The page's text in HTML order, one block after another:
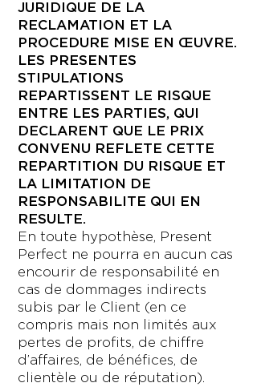
JURIDIQUE DE LA
RECLAMATION ET LA
PROCEDURE MISE EN ŒUVRE.
LES PRESENTES
STIPULATIONS
REPARTISSENT LE RISQUE
ENTRE LES PARTIES, QUI
DECLARENT QUE LE PRIX
CONVENU REFLETE CETTE
REPARTITION DU RISQUE ET
LA LIMITATION DE
RESPONSABILITE QUI EN
RESULTE.
En toute hypothèse, Present
Perfect ne pourra en aucun cas
encourir de responsabilité en
cas de dommages indirects
subis par le Client (en ce
compris mais non limités aux
pertes de profits, de chiffre
d’affaires, de bénéfices, de
clientèle ou de réputation).